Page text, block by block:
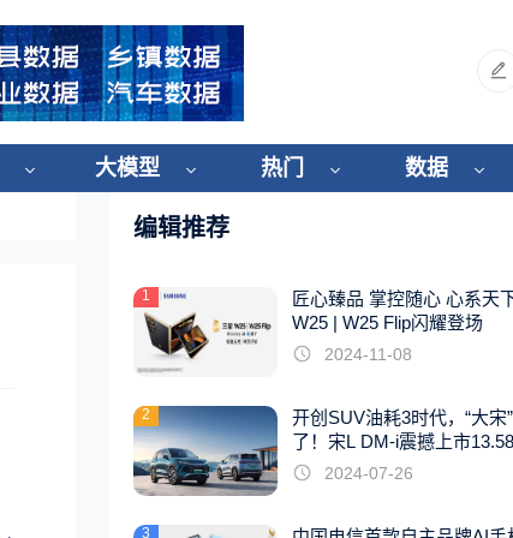
大模型 热门 数据
编辑推荐
1
匠心臻品 掌控随心 心系天
W25 | W25 Flip闪耀登场
2024-11-08
2
开创SUV油耗3时代，“大宋
了！宋L DM-i震撼上市
起
2024-07-26
3